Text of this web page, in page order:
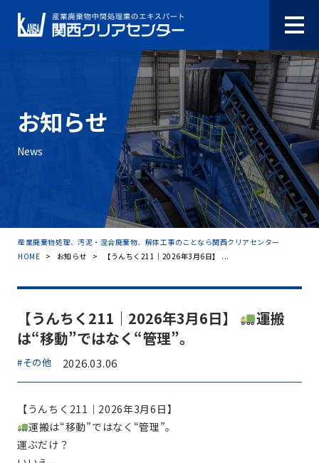
お知らせ
News
産業廃棄物処理、汚泥・混合廃棄物、解体工事のことなら関西クリアセンター
HOME > お知らせ > 【うんちく211｜2026年3月6日】 ...
【うんちく211｜2026年3月6日】
運搬
は“移動”ではなく“管理”。
#その他 2026.03.06
【うんちく211｜2026年3月6日】
運搬は“移動”ではなく“管理”。
運ぶだけ？